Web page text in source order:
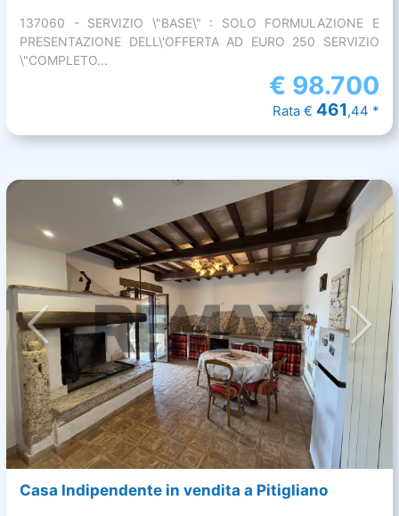
137060 - SERVIZIO \"BASE\" : SOLO FORMULAZIONE E
PRESENTAZIONE DELL\'OFFERTA AD EURO 250 SERVIZIO
\"COMPLETO...
€ 98.700
Rata € 461,44 *
Casa Indipendente in vendita a Pitigliano